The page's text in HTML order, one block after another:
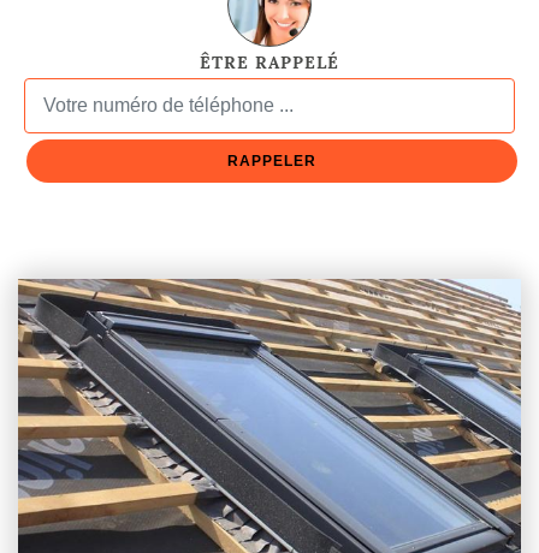
ÊTRE RAPPELÉ